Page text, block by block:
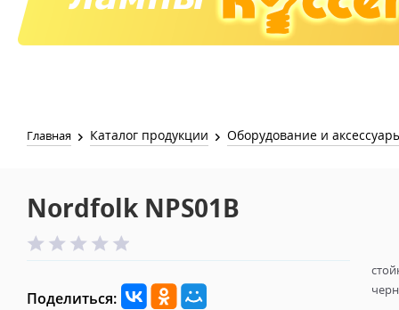
Распродажа Лампы
Главная Каталог продукции Оборудование и
Nordfolk NPS01B
Поделиться: